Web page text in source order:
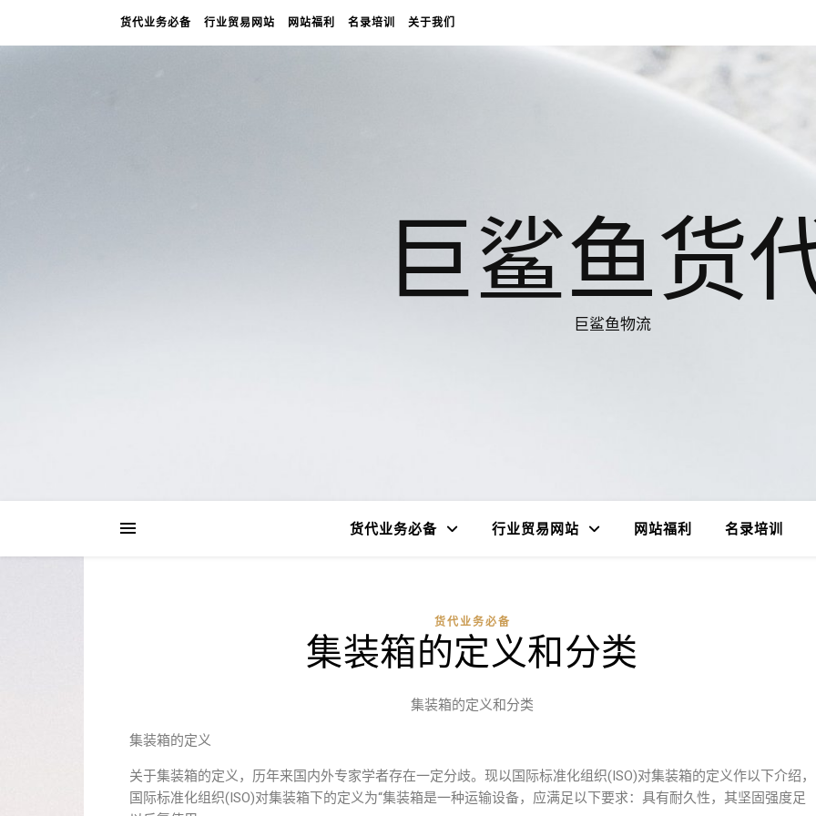
货代业务必备 行业贸易网站 网站福利 名录培训 关于我们
巨鲨鱼货
巨鲨鱼物流
货代业务必备 行业贸易网站 网站福利 名录培训
货代业务必备
集装箱的定义和分类
集装箱的定义和分类
集装箱的定义
关于集装箱的定义，历年来国内外专家学者存在一定分歧。现以国际标准化组织(ISO)对集装箱的定义作以下介绍，
国际标准化组织(ISO)对集装箱下的定义为“集装箱是一种运输设备，应满足以下要求：具有耐久性，其坚固强度足